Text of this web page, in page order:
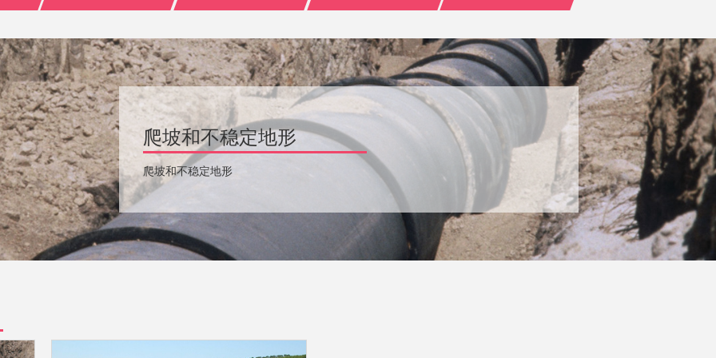
爬坡和不稳定地形
爬坡和不稳定地形